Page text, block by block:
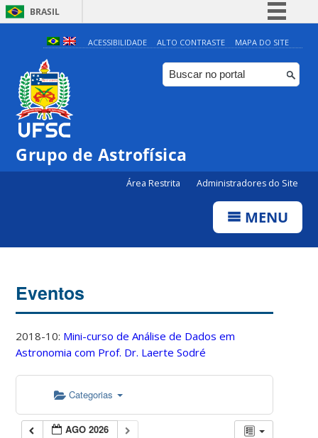
BRASIL
Simplifique!
Comunica BR
Participe
ACESSIBILIDADE ALTO CONTRASTE MAPA DO SITE
Grupo de Astrofísica
Área Restrita Administradores do Site
MENU
Eventos
2018-10: Mini-curso de Análise de Dados em
Astronomia com Prof. Dr. Laerte Sodré
Categorias
AGO 2026